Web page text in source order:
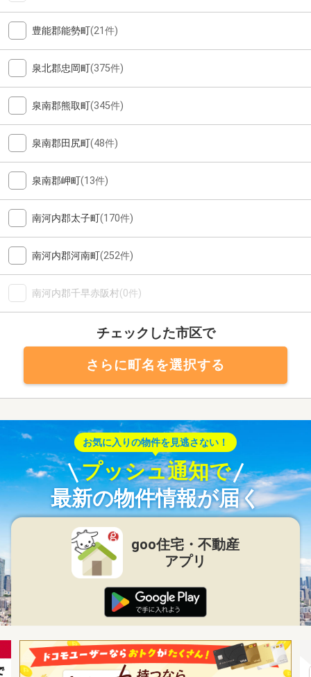
豊能郡能勢町(21件)
泉北郡忠岡町(375件)
泉南郡熊取町(345件)
泉南郡田尻町(48件)
泉南郡岬町(13件)
南河内郡太子町(170件)
南河内郡河南町(252件)
南河内郡千早赤阪村(0件)
チェックした市区で
さらに町名を選択する
お気に入りの物件を見逃さない！
プッシュ通知で
最新の物件情報が届く
goo住宅・不動産
アプリ